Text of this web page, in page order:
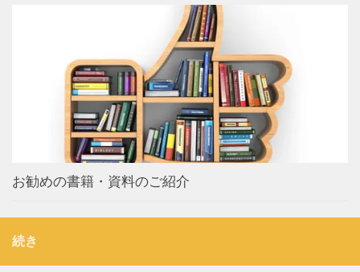
お勧めの書籍・資料のご紹介
続き